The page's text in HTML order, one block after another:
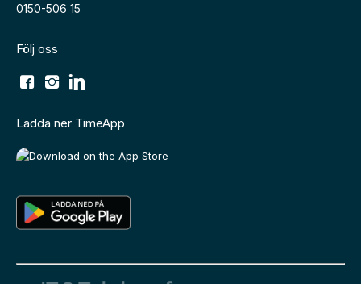
0150-506 15
Följ oss
Ladda ner TimeApp